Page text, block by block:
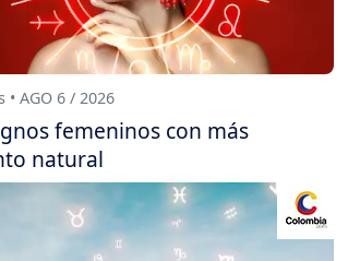
• AGO 6 / 2026
femeninos con más
natural